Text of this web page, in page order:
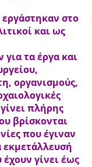
στο
και ως
τα έργα και
οργανισμούς,
πλήρης
βρίσκονται
που έγιναν
γίνει έως